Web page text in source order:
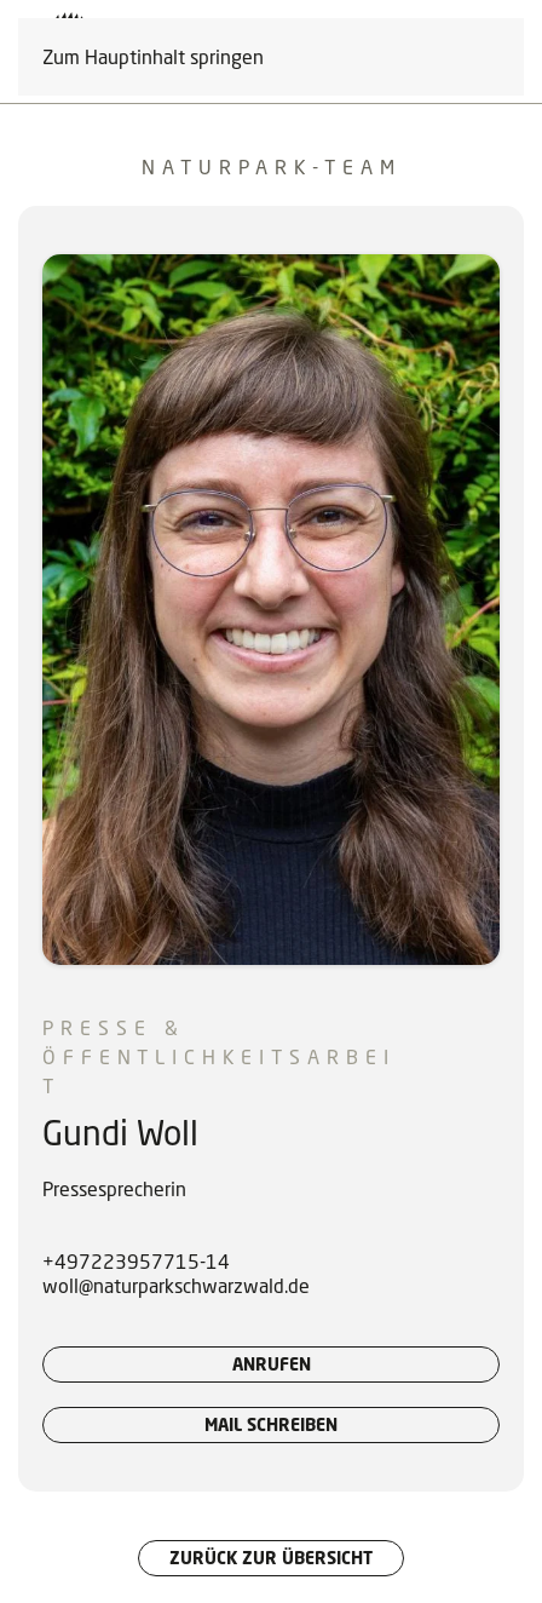
Zum Hauptinhalt springen
NATURPARK-TEAM
PRESSE &
ÖFFENTLICHKEITSARBEI
T
Gundi Woll
Pressesprecherin
+497223957715-14
woll@naturparkschwarzwald.de
ANRUFEN
MAIL SCHREIBEN
ZURÜCK ZUR ÜBERSICHT